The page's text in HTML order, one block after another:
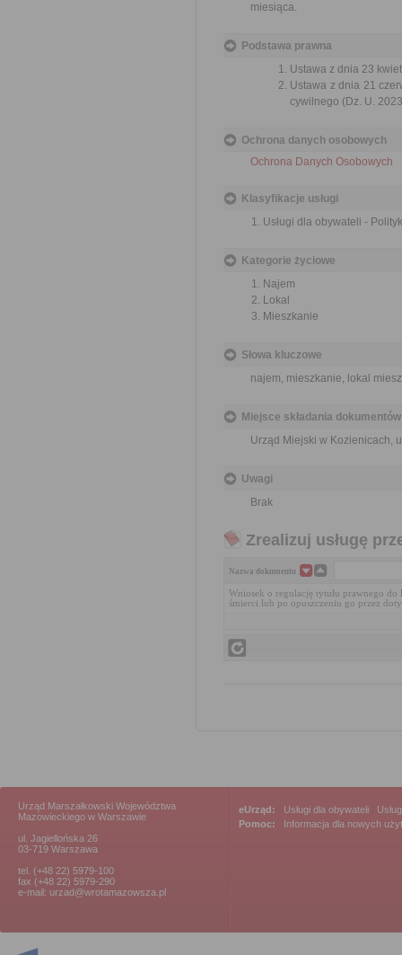
miesiąca.
Podstawa prawna
Ustawa z dnia 23
Ustawa z dnia 21
cywilnego (Dz. U.
Ochrona danych osobowych
Ochrona Danych Osobowych
Klasyfikacje usługi
Usługi dla obywateli -
Kategorie życiowe
Najem
Lokal
Mieszkanie
Słowa kluczowe
najem, mieszkanie, lokal
Miejsce składania dokumentów
Urząd Miejski w Kozienicach,
Uwagi
Brak
Zrealizuj usługę
Nazwa dokumentu
Wniosek o regulację tytułu prawnego
śmierci lub po opuszczeniu go przez
Urząd Marszałkowski Województwa
Mazowieckiego w Warszawie
ul. Jagiellońska 26
03-719 Warszawa
tel. (+48 22) 5979-100
fax (+48 22) 5979-290
e-mail: urzad@wrotamazowsza.pl
eUrząd: Usługi dla obywateli
Pomoc:
Informacja dla nowych